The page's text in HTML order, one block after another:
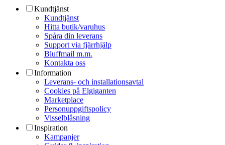
Kundtjänst
Kundtjänst
Hitta butik/varuhus
Spåra din leverans
Support via fjärrhjälp
Bluffmail m.m.
Kontakta oss
Information
Leverans- och installationsavtal
Cookies på Elgiganten
Marketplace
Personuppgiftspolicy
Visselblåsning
Inspiration
Kampanjer